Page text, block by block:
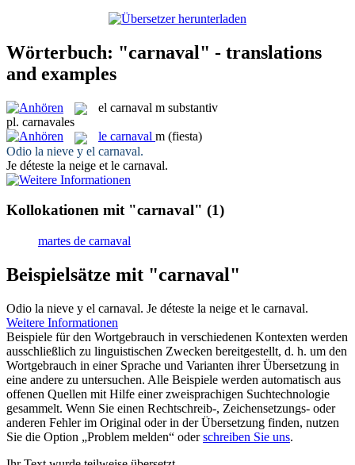
Wörterbuch: "carnaval" - translations
and examples
el carnaval m substantiv
pl. carnavales
le carnaval m (fiesta)
Odio la nieve y el carnaval.
Je déteste la neige et le carnaval.
Kollokationen mit "carnaval" (1)
martes de carnaval
Beispielsätze mit "carnaval"
Odio la nieve y el carnaval. Je déteste la neige et le carnaval.
Weitere Informationen
Beispiele für den Wortgebrauch in verschiedenen Kontexten werden
ausschließlich zu linguistischen Zwecken bereitgestellt, d. h. um den
Wortgebrauch in einer Sprache und Varianten ihrer Übersetzung in
eine andere zu untersuchen. Alle Beispiele werden automatisch aus
offenen Quellen mit Hilfe einer zweisprachigen Suchtechnologie
gesammelt. Wenn Sie einen Rechtschreib-, Zeichensetzungs- oder
anderen Fehler im Original oder in der Übersetzung finden, nutzen
Sie die Option „Problem melden“ oderschreiben Sie uns.